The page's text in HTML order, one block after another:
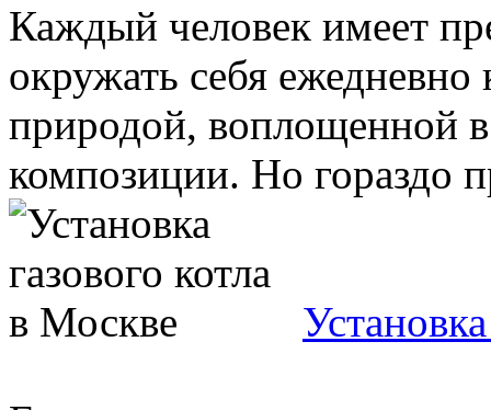
Каждый человек имеет
окружать себя
природой, воплощенной
композиции. Но гораздо